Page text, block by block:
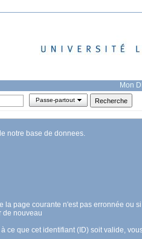
Mon
Passe-partout
notre base de donnees.
page courante n'est pas erronnée ou
de nouveau
ce que cet identifiant (ID) soit valide,